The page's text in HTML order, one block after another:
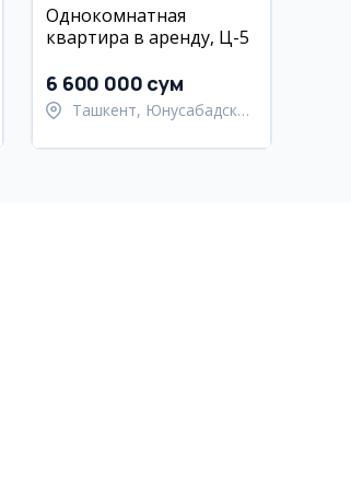
Однокомнатная
квартира в аренду, Ц-5
6 600 000 сум
Ташкент, Юнусабадский